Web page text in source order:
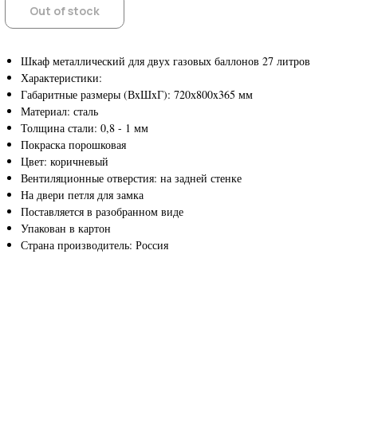
Out of stock
Шкаф металлический для двух газовых баллонов 27 литров
Характеристики:
Габаритные размеры (ВxШxГ): 720х800x365 мм
Материал: сталь
Толщина стали: 0,8 - 1 мм
Покраска порошковая
Цвет: коричневый
Вентиляционные отверстия: на задней стенке
На двери петля для замка
Поставляется в разобранном виде
Упакован в картон
Страна производитель: Россия